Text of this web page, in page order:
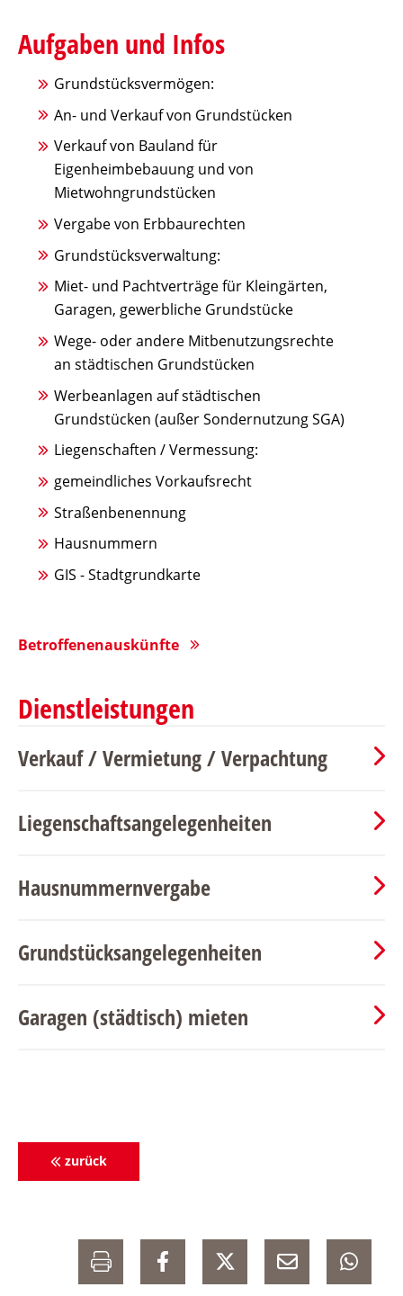
Aufgaben und Infos
Grundstücksvermögen:
An- und Verkauf von Grundstücken
Verkauf von Bauland für
Eigenheimbebauung und von
Mietwohngrundstücken
Vergabe von Erbbaurechten
Grundstücksverwaltung:
Miet- und Pachtverträge für Kleingärten,
Garagen, gewerbliche Grundstücke
Wege- oder andere Mitbenutzungsrechte
an städtischen Grundstücken
Werbeanlagen auf städtischen
Grundstücken (außer Sondernutzung SGA)
Liegenschaften / Vermessung:
gemeindliches Vorkaufsrecht
Straßenbenennung
Hausnummern
GIS - Stadtgrundkarte
Betroffenenauskünfte
Dienstleistungen
Verkauf / Vermietung / Verpachtung
Liegenschaftsangelegenheiten
Hausnummernvergabe
Grundstücksangelegenheiten
Garagen (städtisch) mieten
zurück